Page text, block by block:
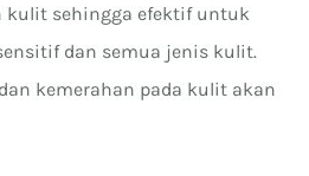
kulit sehingga efektif untuk
dan semua jenis kulit.
kemerahan pada kulit akan